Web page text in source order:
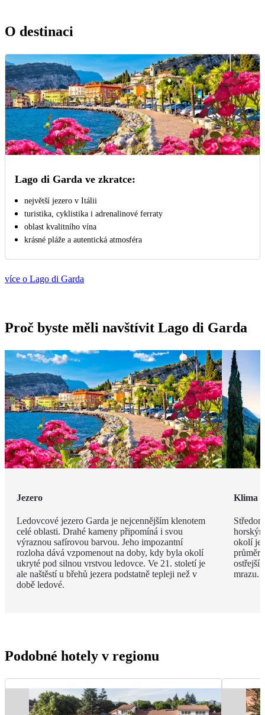
O destinaci
Lago di Garda ve zkratce:
největší jezero v Itálii
turistika, cyklistika i adrenalinové ferraty
oblast kvalitního vína
krásné pláže a autentická atmosféra
více o Lago di Garda
Proč byste měli navštívit Lago di Garda
Jezero
Ledovcové jezero Garda je nejcennějším klenotem
celé oblasti. Drahé kameny připomíná i svou
výraznou safírovou barvou. Jeho impozantní
rozloha dává vzpomenout na doby, kdy byla okolí
ukryté pod silnou vrstvou ledovce. Ve 21. století je
ale naštěstí u břehů jezera podstatně tepleji než v
době ledové.
Klima
okolí
mrazu.
Podobné hotely v regionu